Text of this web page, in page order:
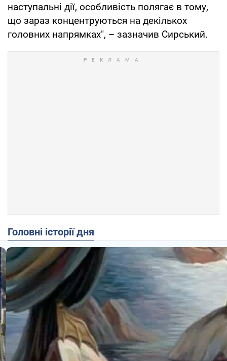
наступальні дії, особливість полягає в тому,
що зараз концентруються на декількох
головних напрямках", – зазначив Сирський.
Головні історії дня